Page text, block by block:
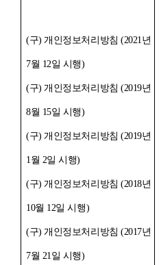
(구) 개인정보처리방침 (2021년
7월 12일 시행)
(구) 개인정보처리방침 (2019년
8월 15일 시행)
(구) 개인정보처리방침 (2019년
1월 2일 시행)
(구) 개인정보처리방침 (2018년
10월 12일 시행)
(구) 개인정보처리방침 (2017년
7월 21일 시행)